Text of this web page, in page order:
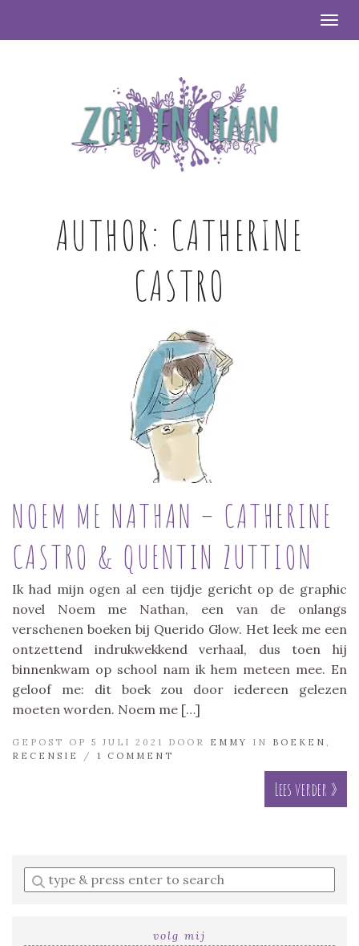
AUTHOR: CATHERINE
CASTRO
NOEM ME NATHAN – CATHERINE
CASTRO & QUENTIN ZUTTION
Ik had mijn ogen al een tijdje gericht op de graphic
novel Noem me Nathan, een van de onlangs
verschenen boeken bij Querido Glow. Het leek me een
ontzettend indrukwekkend verhaal, dus toen hij
binnenkwam op school nam ik hem meteen mee. En
geloof me: dit boek zou door iedereen gelezen
moeten worden. Noem me […]
GEPOST OP 5 JULI 2021 DOOR EMMY IN BOEKEN
RECENSIE
/ 1 COMMENT
Lees verder »
Enter
a
volg mij